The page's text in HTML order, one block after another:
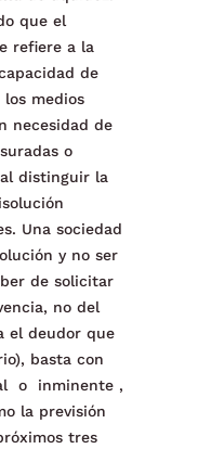
que el
refiere a la
de
medios
necesidad de
o
distinguir la
Una sociedad
y no ser
de solicitar
no del
el deudor que
basta con
o inminente ,
la previsión
tres